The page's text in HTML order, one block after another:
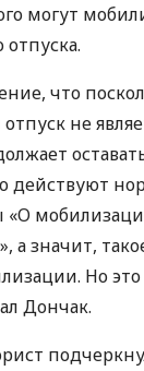
могут
отпуска.
что
не
действуют
«О
а значит,
Но это
Дончак.